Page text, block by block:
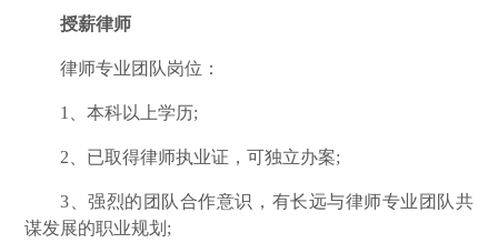
授薪律师
律师专业团队岗位：
1、本科以上学历;
2、已取得律师执业证，可独立办案;
3、强烈的团队合作意识，有长远与律师专业团队共
谋发展的职业规划;